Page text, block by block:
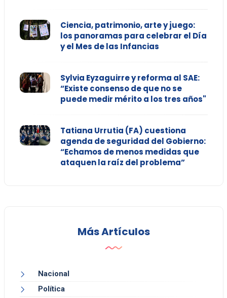
Ciencia, patrimonio, arte y juego:
los panoramas para celebrar el Día
y el Mes de las Infancias
Sylvia Eyzaguirre y reforma al SAE:
“Existe consenso de que no se
puede medir mérito a los tres años"
Tatiana Urrutia (FA) cuestiona
agenda de seguridad del Gobierno:
“Echamos de menos medidas que
ataquen la raíz del problema”
Más Artículos
Nacional
Política